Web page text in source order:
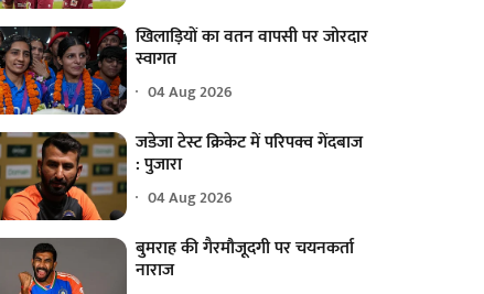
खिलाड़ियों का वतन वापसी पर जोरदार
स्वागत
04 Aug 2026
जडेजा टेस्ट क्रिकेट में परिपक्व गेंदबाज
: पुजारा
04 Aug 2026
बुमराह की गैरमौजूदगी पर चयनकर्ता
नाराज